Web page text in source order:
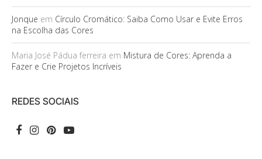
Jonque em Círculo Cromático: Saiba Como Usar e Evite Erros
na Escolha das Cores
Maria José Pádua ferreira em Mistura de Cores: Aprenda a
Fazer e Crie Projetos Incríveis
REDES SOCIAIS